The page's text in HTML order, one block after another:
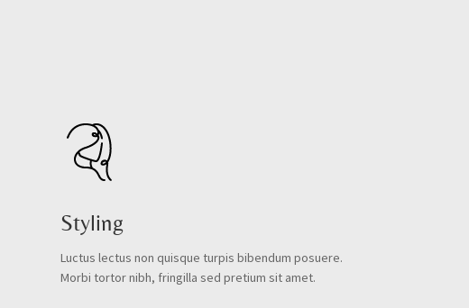
Styling
Luctus lectus non quisque turpis bibendum posuere.
Morbi tortor nibh, fringilla sed pretium sit amet.